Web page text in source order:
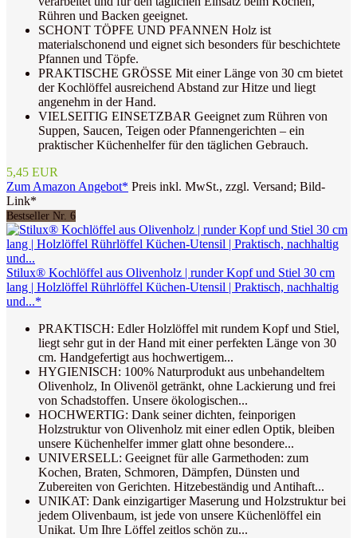
Rühren und Backen geeignet.
SCHONT TÖPFE UND PFANNEN Holz ist
materialschonend und eignet sich besonders für beschichtete
Pfannen und Töpfe.
PRAKTISCHE GRÖSSE Mit einer Länge von 30 cm bietet
der Kochlöffel ausreichend Abstand zur Hitze und liegt
angenehm in der Hand.
VIELSEITIG EINSETZBAR Geeignet zum Rühren von
Suppen, Saucen, Teigen oder Pfannengerichten – ein
praktischer Küchenhelfer für den täglichen Gebrauch.
5,45 EUR
Zum Amazon Angebot* Preis inkl. MwSt., zzgl. Versand; Bild-
Link*
Bestseller Nr. 6
Stilux® Kochlöffel aus Olivenholz | runder Kopf und Stiel 30 cm
lang | Holzlöffel Rührlöffel Küchen-Utensil | Praktisch, nachhaltig
und...*
PRAKTISCH: Edler Holzlöffel mit rundem Kopf und Stiel,
liegt sehr gut in der Hand mit einer perfekten Länge von 30
cm. Handgefertigt aus hochwertigem...
HYGIENISCH: 100% Naturprodukt aus unbehandeltem
Olivenholz, In Olivenöl getränkt, ohne Lackierung und frei
von Schadstoffen. Unsere ökologischen...
HOCHWERTIG: Dank seiner dichten, feinporigen
Holzstruktur von Olivenholz mit einer edlen Optik, bleiben
unsere Küchenhelfer immer glatt ohne besondere...
UNIVERSELL: Geeignet für alle Garmethoden: zum
Kochen, Braten, Schmoren, Dämpfen, Dünsten und
Zubereiten von Gerichten. Hitzebeständig und Antihaft...
UNIKAT: Dank einzigartiger Maserung und Holzstruktur bei
jedem Olivenbaum, ist jede von unsere Küchenlöffel ein
Unikat. Um Ihre Löffel zeitlos schön zu...